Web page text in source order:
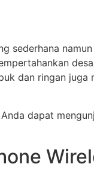
sederhana
dan ringan
dapat